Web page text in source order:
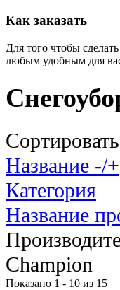
Как заказать
Для того чтобы сделать
любым удобным для
Название -/+
Категория
Название
Champion
Показано 1 - 10 из 15